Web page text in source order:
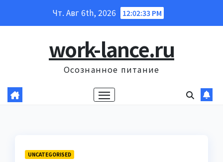
Чт. Авг 6th, 2026 12:02:34 PM
work-lance.ru
Осознанное питание
UNCATEGORISED